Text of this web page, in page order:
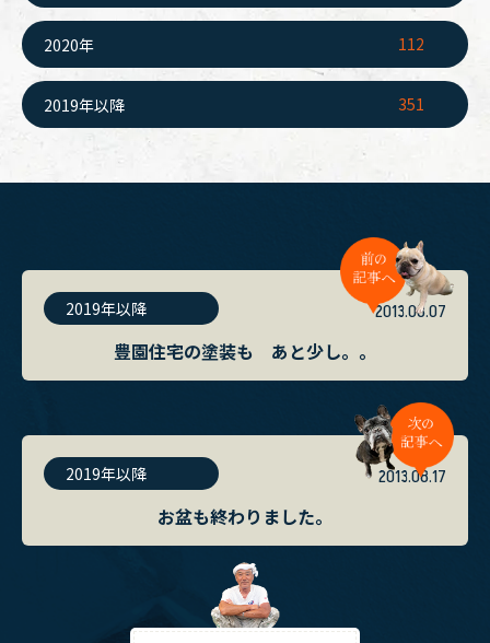
2020年 112
2019年以降 351
2019年以降 2013.08.07
豊園住宅の塗装も あと少し。。
2019年以降 2013.08.17
お盆も終わりました。